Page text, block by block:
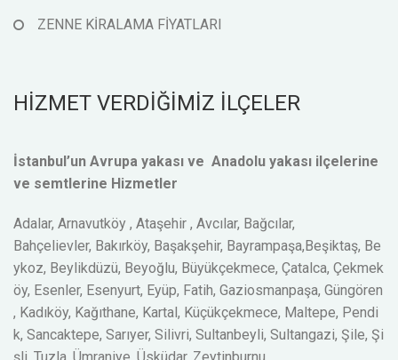
ZENNE KİRALAMA FİYATLARI
HİZMET VERDİĞİMİZ İLÇELER
İstanbul’un Avrupa yakası ve Anadolu yakası ilçelerine
ve semtlerine Hizmetler
Adalar, Arnavutköy , Ataşehir , Avcılar, Bağcılar,
Bahçelievler, Bakırköy, Başakşehir, Bayrampaşa,Beşiktaş, Be
ykoz, Beylikdüzü, Beyoğlu, Büyükçekmece, Çatalca, Çekmek
öy, Esenler, Esenyurt, Eyüp, Fatih, Gaziosmanpaşa, Güngören
, Kadıköy, Kağıthane, Kartal, Küçükçekmece, Maltepe, Pendi
k, Sancaktepe, Sarıyer, Silivri, Sultanbeyli, Sultangazi, Şile, Şi
şli, Tuzla, Ümraniye, Üsküdar, Zeytinburnu